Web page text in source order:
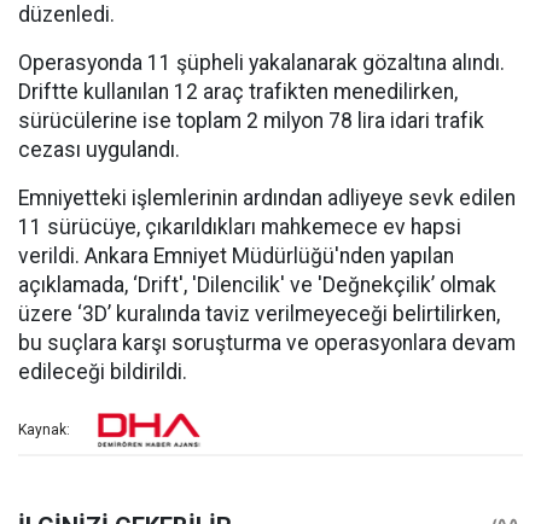
düzenledi.
Operasyonda 11 şüpheli yakalanarak gözaltına alındı.
Driftte kullanılan 12 araç trafikten menedilirken,
sürücülerine ise toplam 2 milyon 78 lira idari trafik
cezası uygulandı.
Emniyetteki işlemlerinin ardından adliyeye sevk edilen
11 sürücüye, çıkarıldıkları mahkemece ev hapsi
verildi. Ankara Emniyet Müdürlüğü'nden yapılan
açıklamada, ‘Drift', 'Dilencilik' ve 'Değnekçilik’ olmak
üzere ‘3D’ kuralında taviz verilmeyeceği belirtilirken,
bu suçlara karşı soruşturma ve operasyonlara devam
edileceği bildirildi.
Kaynak: